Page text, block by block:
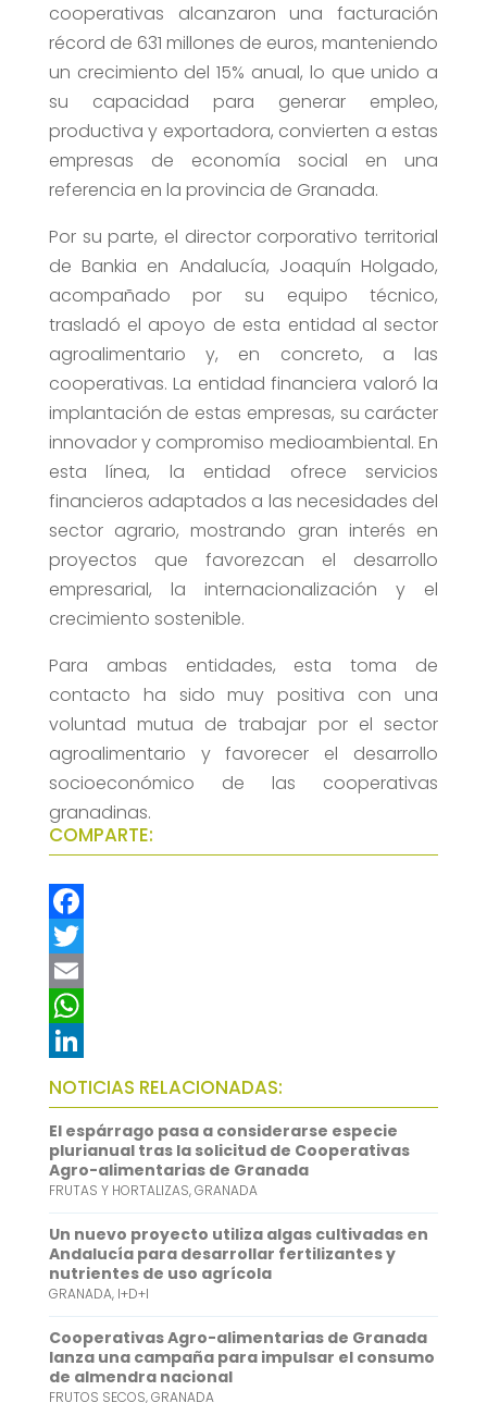
cooperativas alcanzaron una facturación
récord de 631 millones de euros, manteniendo
un crecimiento del 15% anual, lo que unido a
su capacidad para generar empleo,
productiva y exportadora, convierten a estas
empresas de economía social en una
referencia en la provincia de Granada.
Por su parte, el director corporativo territorial
de Bankia en Andalucía, Joaquín Holgado,
acompañado por su equipo técnico,
trasladó el apoyo de esta entidad al sector
agroalimentario y, en concreto, a las
cooperativas. La entidad financiera valoró la
implantación de estas empresas, su carácter
innovador y compromiso medioambiental. En
esta línea, la entidad ofrece servicios
financieros adaptados a las necesidades del
sector agrario, mostrando gran interés en
proyectos que favorezcan el desarrollo
empresarial, la internacionalización y el
crecimiento sostenible.
Para ambas entidades, esta toma de
contacto ha sido muy positiva con una
voluntad mutua de trabajar por el sector
agroalimentario y favorecer el desarrollo
socioeconómico de las cooperativas
granadinas.
COMPARTE:
F
a
c
e
b
o
o
k
T
w
t
t
e
r
E
m
a
i
l
W
h
a
t
s
A
p
p
L
i
n
k
e
d
I
n
NOTICIAS RELACIONADAS:
El espárrago pasa a considerarse especie
plurianual tras la solicitud de Cooperativas
Agro-alimentarias de Granada
FRUTAS Y HORTALIZAS,GRANADA
Un nuevo proyecto utiliza algas cultivadas en
Andalucía para desarrollar fertilizantes y
nutrientes de uso agrícola
GRANADA, I+D+I
Cooperativas Agro-alimentarias de Granada
lanza una campaña para impulsar el consumo
de almendra nacional
FRUTOS SECOS,GRANADA